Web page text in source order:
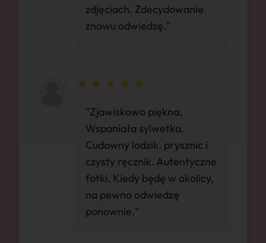
zdjęciach. Zdecydowanie
znowu odwiedzę."
"Zjawiskowo piękna,
Wspaniała sylwetka.
Cudowny lodzik. prysznic i
czysty ręcznik. Autentyczne
fotki. Kiedy będę w okolicy,
na pewno odwiedzę
ponownie."